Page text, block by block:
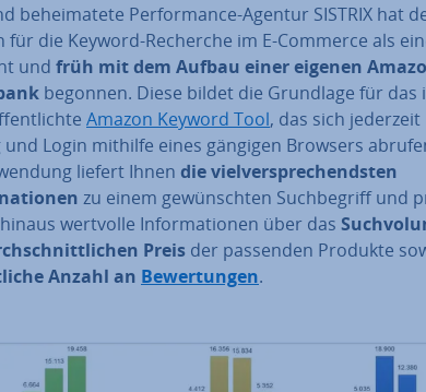
be­hei­ma­te­te Per­for­mance-Agentur SISTRIX hat
für die Keyword-Recherche im E-Commerce als
und früh mit dem Aufbau einereigenen
begonnen. Diese bildet die Grundlage für das
Amazon Keyword Tool, das sich jederzeit
Login mithilfe eines gängigen Browsers
liefert Ihnen die viel­ver­spre­chends­ten
zu einem ge­wünsch­ten Such­be­griff und
wertvolle In­for­ma­tio­nen über das
Preis der passenden Produkte
Anzahl an Be­wer­tun­gen.